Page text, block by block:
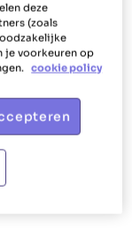
en
Zo kan je
Een
deze
(zoals
je voorkeuren op
cookie policy